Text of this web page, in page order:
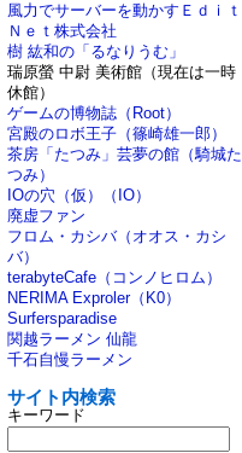
風力でサーバーを動かすＥｄｉｔ
Ｎｅｔ株式会社
樹 紘和の「るなりうむ」
瑞原螢 中尉 美術館（現在は一時
休館）
ゲームの博物誌（Root）
宮殿のロボ王子（篠崎雄一郎）
茶房「たつみ」芸夢の館（騎城た
つみ）
IOの穴（仮）（IO）
廃虚ファン
フロム・カシバ（オオス・カシ
バ）
terabyteCafe（コンノヒロム）
NERIMA Exproler（K0）
Surfersparadise
関越ラーメン 仙龍
千石自慢ラーメン
サイト内検索
キーワード